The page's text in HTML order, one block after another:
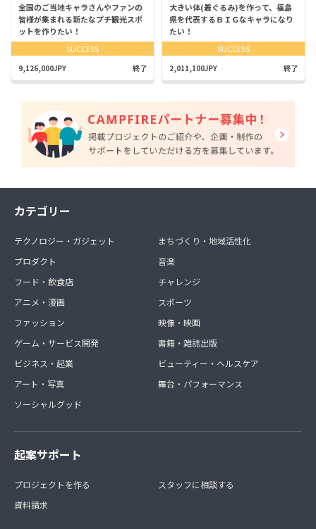
全国のご当地キャラさんやファンの
皆様が集まれる新たなプチ観光スポ
ットを作りたい！
SUCCESS
9,126,000JPY 終了
大きい体(着ぐるみ)を作って、福島
県を代表するＢＩＧなキャラになり
たい！
SUCCESS
2,011,100JPY 終了
カテゴリー
テクノロジー・ガジェット
プロダクト
フード・飲食店
アニメ・漫画
ファッション
ゲーム・サービス開発
ビジネス・起業
アート・写真
ソーシャルグッド
まちづくり・地域活性化
音楽
チャレンジ
スポーツ
映像・映画
書籍・雑誌出版
ビューティー・ヘルスケア
舞台・パフォーマンス
起案サポート
プロジェクトを作る
資料請求
スタッフに相談する